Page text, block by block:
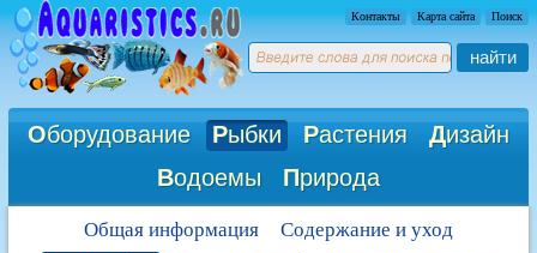
Контакты Карта сайта Поиск
найти
Оборудование Рыбки Растения Дизайн
Водоемы Природа
Общая информация
Содержание и уход